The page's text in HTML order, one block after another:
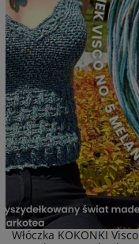
Włóczka KOKONKI